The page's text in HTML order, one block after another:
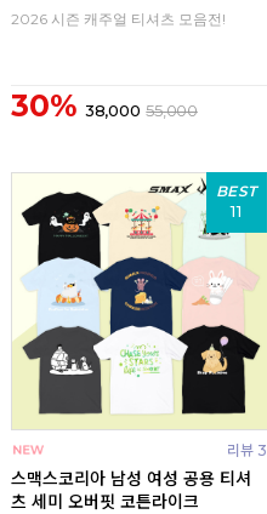
2026 시즌 캐주얼 티셔츠 모음전!
30% 38,000 55,000
BEST
11
리뷰 3
스맥스코리아 남성 여성 공용 티셔
츠 세미 오버핏 코튼라이크